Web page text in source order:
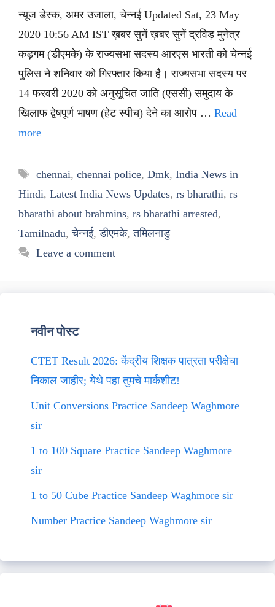
न्यूज डेस्क, अमर उजाला, चेन्नई Updated Sat, 23 May
2020 10:56 AM IST ख़बर सुनें ख़बर सुनें द्रविड़ मुनेत्र
कड़गम (डीएमके) के राज्यसभा सदस्य आरएस भारती को चेन्नई
पुलिस ने शनिवार को गिरफ्तार किया है। राज्यसभा सदस्य पर
14 फरवरी 2020 को अनुसूचित जाति (एससी) समुदाय के
खिलाफ द्वेषपूर्ण भाषण (हेट स्पीच) देने का आरोप … Read
more
Tags
chennai, chennai police, Dmk, India News in
Hindi, Latest India News Updates, rs bharathi, rs
bharathi about brahmins, rs bharathi arrested,
Tamilnadu,चेन्नई,डीएमके,तमिलनाडु
Leave a comment
नवीन पोस्ट
CTET Result 2026: केंद्रीय शिक्षक पात्रता परीक्षेचा
निकाल जाहीर; येथे पहा तुमचे मार्कशीट!
Unit Conversions Practice Sandeep Waghmore
sir
1 to 100 Square Practice Sandeep Waghmore
sir
1 to 50 Cube Practice Sandeep Waghmore sir
Number Practice Sandeep Waghmore sir